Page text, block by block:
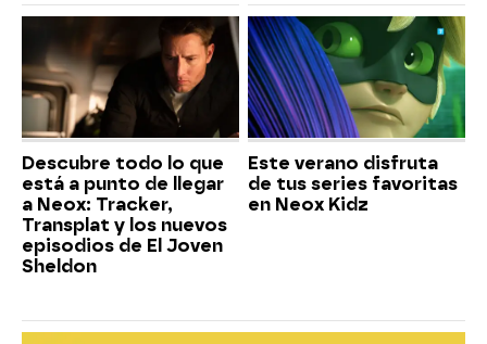
Descubre todo lo que
está a punto de llegar
a Neox: Tracker,
Transplat y los nuevos
episodios de El Joven
Sheldon
Este verano disfruta
de tus series favoritas
en Neox Kidz